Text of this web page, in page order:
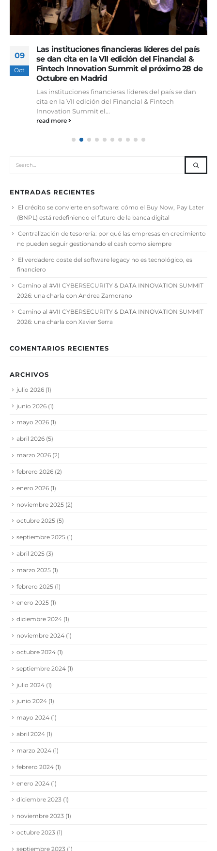
09
Oct
Las instituciones financieras líderes del país
se dan cita en la VII edición del Financial &
Fintech Innovation Summit el próximo 28 de
Octubre en Madrid
Las instituciones financieras líderes del país se dan
cita en la VII edición del Financial & Fintech
Innovation Summit el...
read more
ENTRADAS RECIENTES
El crédito se convierte en software: cómo el Buy Now, Pay Later
(BNPL) está redefiniendo el futuro de la banca digital
Centralización de tesorería: por qué las empresas en crecimiento
no pueden seguir gestionando el cash como siempre
El verdadero coste del software legacy no es tecnológico, es
financiero
Camino al #VII CYBERSECURITY & DATA INNOVATION SUMMIT
2026: una charla con Andrea Zamorano
Camino al #VII CYBERSECURITY & DATA INNOVATION SUMMIT
2026: una charla con Xavier Serra
COMENTARIOS RECIENTES
ARCHIVOS
julio 2026 (1)
junio 2026 (1)
mayo 2026 (1)
abril 2026 (5)
marzo 2026 (2)
febrero 2026 (2)
enero 2026 (1)
noviembre 2025 (2)
octubre 2025 (5)
septiembre 2025 (1)
abril 2025 (3)
marzo 2025 (1)
febrero 2025 (1)
enero 2025 (1)
diciembre 2024 (1)
noviembre 2024 (1)
octubre 2024 (1)
septiembre 2024 (1)
julio 2024 (1)
junio 2024 (1)
mayo 2024 (1)
abril 2024 (1)
marzo 2024 (1)
febrero 2024 (1)
enero 2024 (1)
diciembre 2023 (1)
noviembre 2023 (1)
octubre 2023 (1)
septiembre 2023 (1)